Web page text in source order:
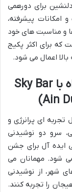
برای دورهمی
پیشرفته،
و مناسبت های خود
که برای اکثر پکیج
کابین اجتماعی Ain Dubai همراه با Sky Bar
(Ain
تجربه ای پرانرژی و
سرو دو نوشیدنی
ایده آل برای جشن
شود. مهمانان می
شهر، از نوشیدنی
را تجربه کنند.